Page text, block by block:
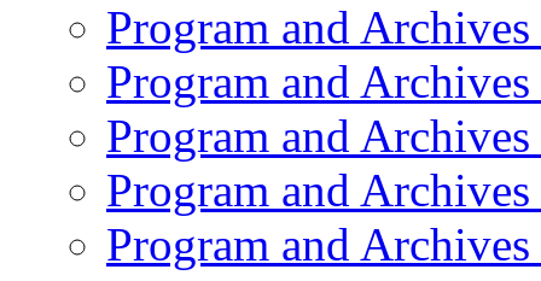
Program and
Program and
Program and
Program and
Program and